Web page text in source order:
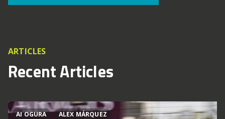
ARTICLES
Recent Articles
AI OGURA ALEX MÁRQUEZ